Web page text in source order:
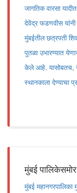
जागतिक वारसा
देवेंद्र फडणवीस यांनी
मुंबईतील छत्रपती
पुतळा उभारण्यात
केले आहे. यासोबतच,
स्थानकाला देण्याचा
मुंबई
मुंबई महानगरपालिका